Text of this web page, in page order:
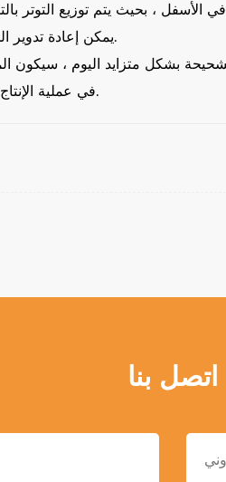
4. يمكن إعادة تدوير الجزء المقطوع ، مما يساعد على توفير تكاليف المواد الخام.
6. في عملية الإنتاج ، تعتمد جودة التشكيل على درجة التحكم في عملية النقل.
اتصل بنا